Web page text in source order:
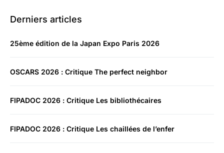
Derniers articles
25ème édition de la Japan Expo Paris 2026
OSCARS 2026 : Critique The perfect neighbor
FIPADOC 2026 : Critique Les bibliothécaires
FIPADOC 2026 : Critique Les chaillées de l’enfer